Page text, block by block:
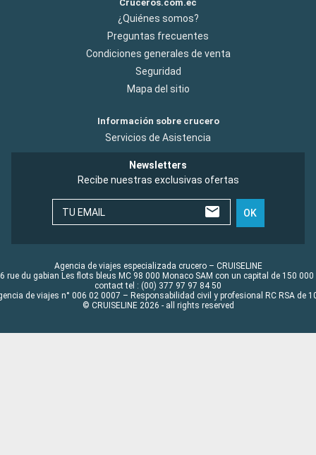
Cruceros.com.ec
¿Quiénes somos?
Preguntas frecuentes
Condiciones generales de venta
Seguridad
Mapa del sitio
Información sobre crucero
Servicios de Asistencia
Newsletters
Recibe nuestras exclusivas ofertas
TU EMAIL OK
Agencia de viajes especializada crucero – CRUISELINE
rue du gabian Les flots bleus MC 98 000 Monaco SAM con un capital de 150 000
contact tel : (00) 377 97 97 84 50
de viajes n° 006 02 0007 – Responsabilidad civil y profesional RC RSA de
© CRUISELINE 2026 - all rights reserved